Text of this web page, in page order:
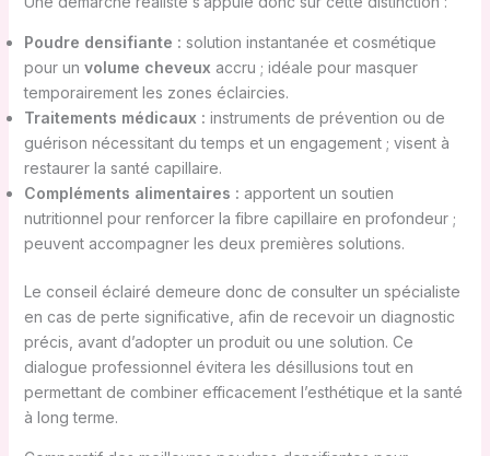
Poudre densifiante : solution instantanée et cosmétique
pour un volume cheveux accru ; idéale pour masquer
temporairement les zones éclaircies.
Traitements médicaux : instruments de prévention ou de
guérison nécessitant du temps et un engagement ; visent à
restaurer la santé capillaire.
Compléments alimentaires : apportent un soutien
nutritionnel pour renforcer la fibre capillaire en profondeur ;
peuvent accompagner les deux premières solutions.
Le conseil éclairé demeure donc de consulter un spécialiste
en cas de perte significative, afin de recevoir un diagnostic
précis, avant d’adopter un produit ou une solution. Ce
dialogue professionnel évitera les désillusions tout en
permettant de combiner efficacement l’esthétique et la santé
à long terme.